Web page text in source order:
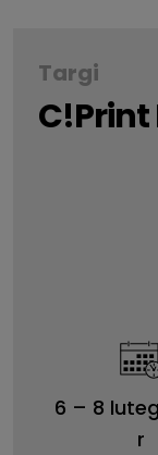
Targi
C!Print
6 – 8
r